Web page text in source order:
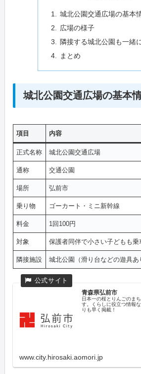
城北公園交通広場の基本
広場の様子
隣接する城北公園も一緒
まとめ
城北公園交通広場の基本
項目 内容
正式名称 城北公園交通広場
通称 交通公園
場所 弘前市
乗り物 ゴーカート・ミニ新幹線
料金 1回100円
対象 保護者同伴で小さい子どもも乗
隣接施設 城北公園（滑り台などの遊具あ
青森県弘前市
日本一の桜とりんごのま
す。くらしに役立つ情報
りも早く掲載！
www.city.hirosaki.aomori.jp